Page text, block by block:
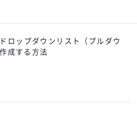
ロップダウンリスト（プルダウ
成する方法